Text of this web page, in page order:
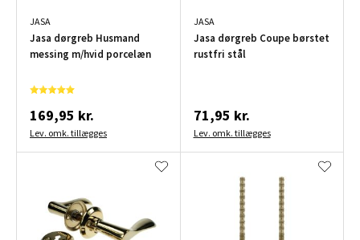
JASA
Jasa dørgreb Husmand
messing m/hvid porcelæn
169,95 kr.
Lev. omk. tillægges
JASA
Jasa dørgreb Coupe børstet
rustfri stål
71,95 kr.
Lev. omk. tillægges